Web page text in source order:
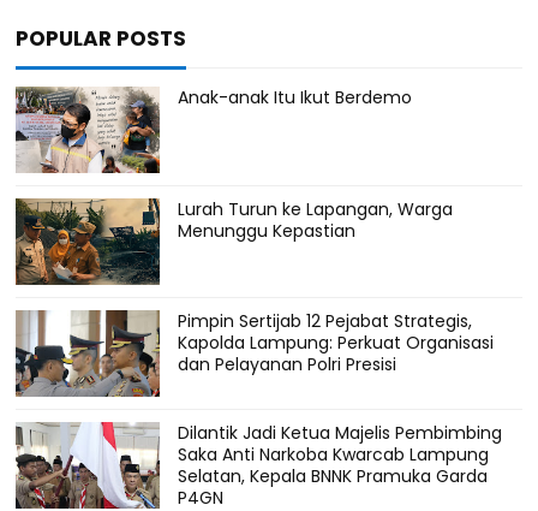
POPULAR POSTS
Anak-anak Itu Ikut Berdemo
Lurah Turun ke Lapangan, Warga
Menunggu Kepastian
Pimpin Sertijab 12 Pejabat Strategis,
Kapolda Lampung: Perkuat Organisasi
dan Pelayanan Polri Presisi
Dilantik Jadi Ketua Majelis Pembimbing
Saka Anti Narkoba Kwarcab Lampung
Selatan, Kepala BNNK Pramuka Garda
P4GN